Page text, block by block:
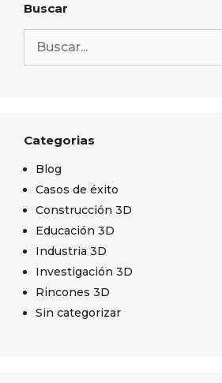
Buscar
Categorias
Blog
Casos de éxito
Construcción 3D
Educación 3D
Industria 3D
Investigación 3D
Rincones 3D
Sin categorizar